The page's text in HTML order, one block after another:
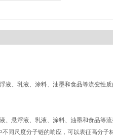
液、乳液、涂料、油墨和食品等流变性
、悬浮液、乳液、涂料、油墨和食品等
同尺度分子链的响应，可以表征高分